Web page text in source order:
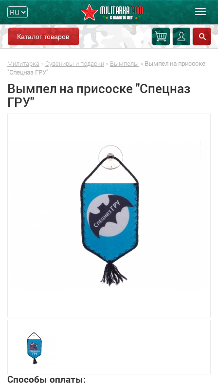
Каталог товаров
Милитарка » Сувениры и подарки » Вымпелы » Вымпел на присоске
"Спецназ ГРУ"
Вымпел на присоске "Спецназ
ГРУ"
Способы оплаты: